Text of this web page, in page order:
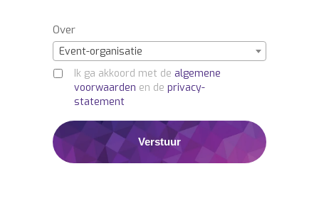
Over
Event-organisatie
Ik ga akkoord met de algemene
voorwaarden en de privacy-
statement